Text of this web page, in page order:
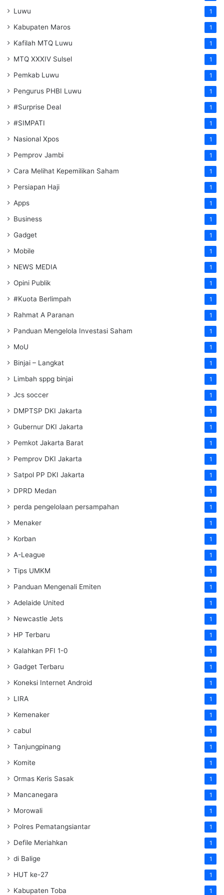
Luwu 1
Kabupaten Maros 1
Kafilah MTQ Luwu 1
MTQ XXXIV Sulsel 1
Pemkab Luwu 1
Pengurus PHBI Luwu 1
#Surprise Deal 1
#SIMPATI 1
Nasional Xpos 1
Pemprov Jambi 1
Cara Melihat Kepemilikan Saham 1
Persiapan Haji 1
Apps 1
Business 1
Gadget 1
Mobile 1
NEWS MEDIA 1
Opini Publik 1
#Kuota Berlimpah 1
Rahmat A Paranan 1
Panduan Mengelola Investasi Saham 1
MoU 1
Binjai – Langkat 1
Limbah sppg binjai 1
Jcs soccer 1
DMPTSP DKI Jakarta 1
Gubernur DKI Jakarta 1
Pemkot Jakarta Barat 1
Pemprov DKI Jakarta 1
Satpol PP DKI Jakarta 1
DPRD Medan 1
perda pengelolaan persampahan 1
Menaker 1
Korban 1
A-League 1
Tips UMKM 1
Panduan Mengenali Emiten 1
Adelaide United 1
Newcastle Jets 1
HP Terbaru 1
Kalahkan PFI 1-0 1
Gadget Terbaru 1
Koneksi Internet Android 1
LIRA 1
Kemenaker 1
cabul 1
Tanjungpinang 1
Komite 1
Ormas Keris Sasak 1
Mancanegara 1
Morowali 1
Polres Pematangsiantar 1
Defile Meriahkan 1
di Balige 1
HUT ke-27 1
Kabupaten Toba 1